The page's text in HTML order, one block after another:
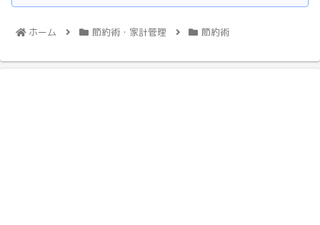
ホーム 節約術・家計管理 節約術